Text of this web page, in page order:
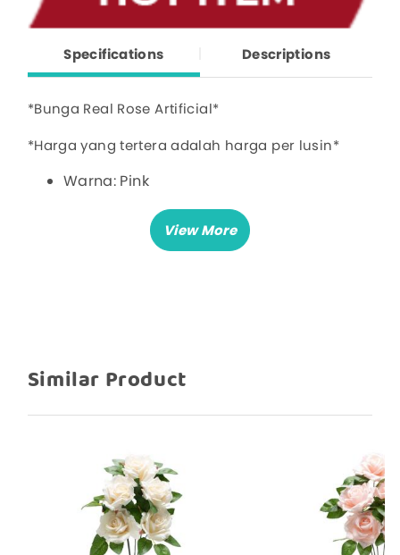
Specifications Descriptions
*Bunga Real Rose Artificial*
*Harga yang tertera adalah harga per lusin*
Warna: Pink
1 tangkai cabang 5
Panjang Tangkai: 35 cm
Lebar keseluruhan: 15 cm
Similar Product